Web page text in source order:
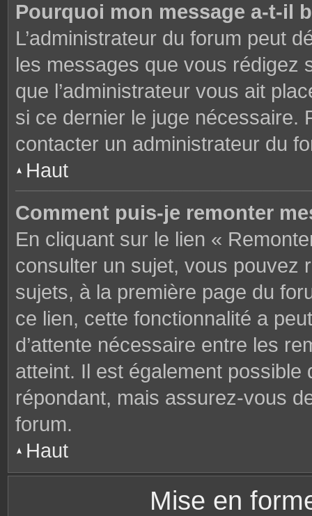
Pourquoi mon message a-t-il
L’administrateur du forum peut
les messages que vous rédigez
que l’administrateur vous ait
si ce dernier le juge nécessaire.
contacter un administrateur du
Haut
Comment puis-je remonter
En cliquant sur le lien «
consulter un sujet, vous pouvez
sujets, à la première page du
ce lien, cette fonctionnalité a
d’attente nécessaire entre les
atteint. Il est également
répondant, mais assurez-vous
forum.
Haut
Mise en